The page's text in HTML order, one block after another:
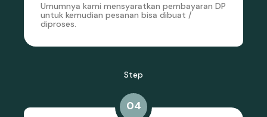
Umumnya kami mensyaratkan pembayaran DP
untuk kemudian pesanan bisa dibuat /
diproses.
Step
04